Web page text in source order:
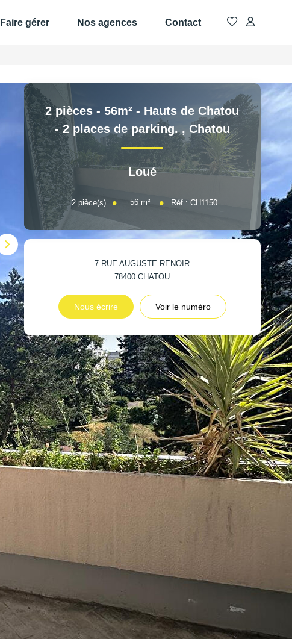
Faire gérer Nos agences Contact
2 pièces - 56m² - Hauts de Chatou
- 2 places de parking. , Chatou
Loué
2pièce(s) 56 m² Réf :CH1150
7 RUE AUGUSTE RENOIR
78400CHATOU
Nous écrire Voir le numéro